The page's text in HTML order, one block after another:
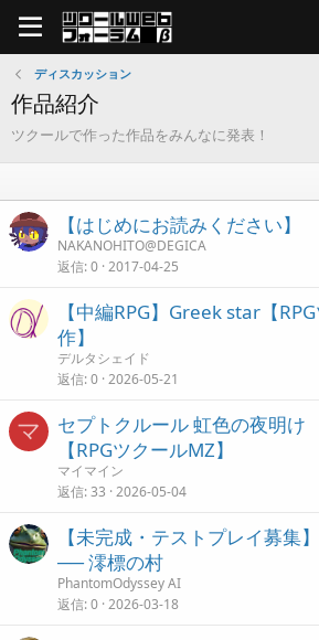
ディスカッション
作品紹介
ツクールで作った作品をみんなに発表！
【はじめにお読みください】
NAKANOHITO@DEGICA
返信 0 2017-04-25
【中編RPG】Greek star【
作】
デルタシェイド
返信 0 2026-05-21
マ
セプトクルール 虹色の夜明
【RPGツクールMZ】
マイマイン
返信 33 2026-05-04
【未完成・テストプレイ募集
── 澪標の村
PhantomOdyssey AI
返信 0 2026-03-18